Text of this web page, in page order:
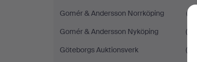
Gomér & Andersson Norrköping
(3)
Gomér & Andersson Nyköping
(4)
Göteborgs Auktionsverk
(4)